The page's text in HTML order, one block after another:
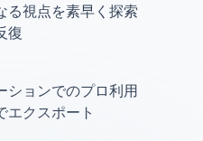
る視点を素早く探索
復
ションでのプロ利用
エクスポート